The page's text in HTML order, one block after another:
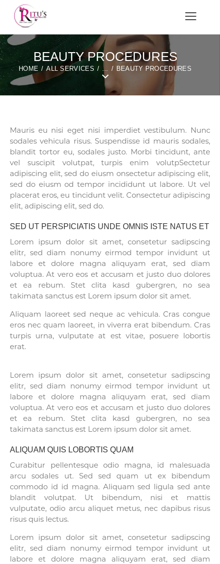
BEAUTY PROCEDURES
HOME ALL SERVICES ... BEAUTY PROCEDURES
Mauris eu nisi eget nisi imperdiet vestibulum. Nunc
sodales vehicula risus. Suspendisse id mauris sodales,
blandit tortor eu, sodales justo. Morbi tincidunt, ante
vel suscipit volutpat, turpis enim volutpSectetur
adipiscing elit, sed do eiusm onsectetur adipiscing elit,
sed do eiusm od tempor incididunt ut labore. Ut vel
placerat eros, eu tincidunt velit. Consectetur adipiscing
elit, adipiscing elit, sed do.
SED UT PERSPICIATIS UNDE OMNIS ISTE NATUS ET
Lorem ipsum dolor sit amet, consetetur sadipscing
elitr, sed diam nonumy eirmod tempor invidunt ut
labore et dolore magna aliquyam erat, sed diam
voluptua. At vero eos et accusam et justo duo dolores
et ea rebum. Stet clita kasd gubergren, no sea
takimata sanctus est Lorem ipsum dolor sit amet.
Aliquam laoreet sed neque ac vehicula. Cras congue
eros nec quam laoreet, in viverra erat bibendum. Cras
turpis urna, vulputate at est vitae, posuere lobortis
erat.
Lorem ipsum dolor sit amet, consetetur sadipscing
elitr, sed diam nonumy eirmod tempor invidunt ut
labore et dolore magna aliquyam erat, sed diam
voluptua. At vero eos et accusam et justo duo dolores
et ea rebum. Stet clita kasd gubergren, no sea
takimata sanctus est Lorem ipsum dolor sit amet.
ALIQUAM QUIS LOBORTIS QUAM
Curabitur pellentesque odio magna, id malesuada
arcu sodales ut. Sed sed quam ut ex bibendum
commodo id id magna. Aliquam sed ligula sed ante
blandit volutpat. Ut bibendum, nisi et mattis
vulputate, odio arcu aliquet metus, nec dapibus risus
risus quis lectus.
Lorem ipsum dolor sit amet, consetetur sadipscing
elitr, sed diam nonumy eirmod tempor invidunt ut
labore et dolore magna aliquyam erat, sed diam